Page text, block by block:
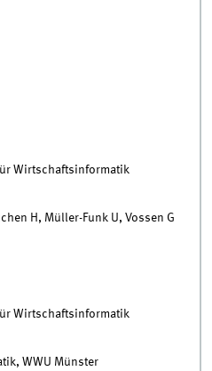
Wirtschaftsinformatik
H, Müller-Funk U, Vossen G
Wirtschaftsinformatik
WWU Münster